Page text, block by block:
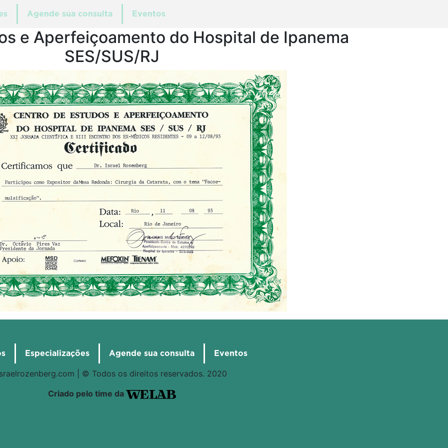
Agende sua consulta Eventos
e Aperfeiçoamento do Hospital de Ipanema
SES/SUS/RJ
Especializações Agende sua consulta Eventos
| © Todos os direitos reservados. 2020
Criado pelo time da